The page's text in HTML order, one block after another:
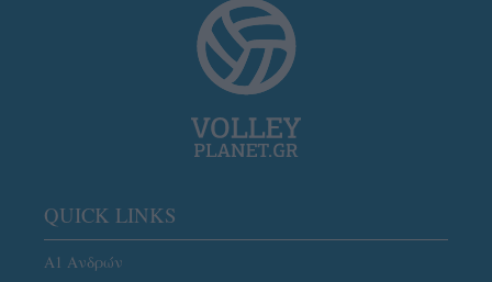
QUICK LINKS
Α1 Ανδρών